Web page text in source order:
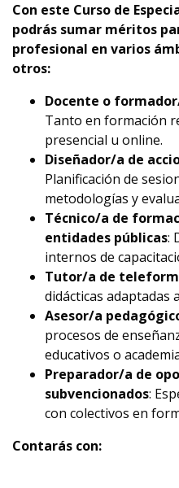
Con este Curso de
podrás sumar méritos
profesional en varios
otros:
Docente o
Tanto en formación
presencial u online.
Diseñador/a de
Planificación de
metodologías y
Técnico/a de
entidades públicas:
internos de
Tutor/a de
didácticas adaptadas
Asesor/a
procesos de
educativos o
Preparador/a de
subvencionados:
con colectivos en
Contarás con: